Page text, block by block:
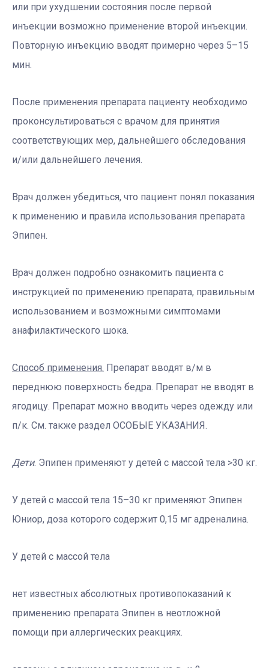
или при ухудшении состояния после первой
инъекции возможно применение второй инъекции.
Повторную инъекцию вводят примерно через 5–15
мин.
После применения препарата пациенту необходимо
проконсультироваться с врачом для принятия
соответствующих мер, дальнейшего обследования
и/или дальнейшего лечения.
Врач должен убедиться, что пациент понял показания
к применению и правила использования препарата
Эпипен.
Врач должен подробно ознакомить пациента с
инструкцией по применению препарата, правильным
использованием и возможными симптомами
анафилактического шока.
Способ применения. Препарат вводят в/м в
переднюю поверхность бедра. Препарат не вводят в
ягодицу. Препарат можно вводить через одежду или
п/к. См. также раздел ОСОБЫЕ УКАЗАНИЯ.
Дети. Эпипен применяют у детей с массой тела >30 кг.
У детей с массой тела 15–30 кг применяют Эпипен
Юниор, доза которого содержит 0,15 мг адреналина.
У детей с массой тела
нет известных абсолютных противопоказаний к
применению препарата Эпипен в неотложной
помощи при аллергических реакциях.